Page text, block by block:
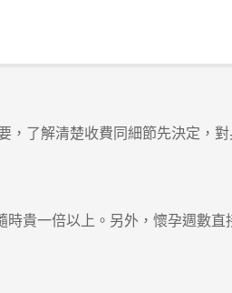
，了解清楚收費同細節先決定，對
貴一倍以上。另外，懷孕週數直